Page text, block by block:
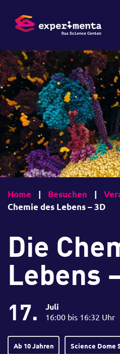
Home | Besuchen |
Chemie des Lebens – 3D
Die
Lebens
17. Juli
16:00 bis 16:32 Uhr
Ab 10 Jahren Science Dome